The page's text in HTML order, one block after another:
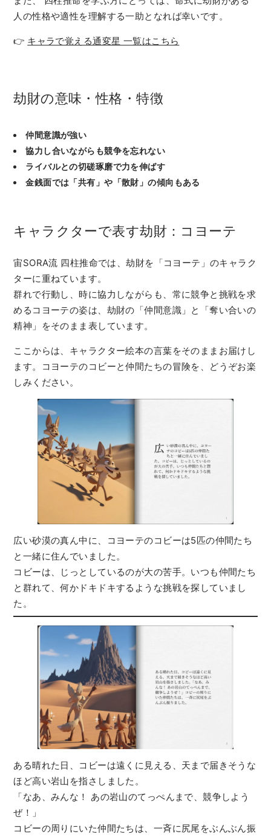
人の性格や適性を理解する一助となれば幸いです。
👉 キャラで覚える通変星 一覧はこちら
劫財の意味・性格・特徴
仲間意識が強い
協力し合いながらも競争を忘れない
ライバルとの切磋琢磨で力を伸ばす
金銭面では「共有」や「散財」の傾向もある
キャラクターで表す劫財：コヨーテ
宙SORA流 四柱推命では、劫財を「コヨーテ」のキャラク
ターに重ねています。
群れで行動し、時に協力しながらも、常に競争と挑戦を求
めるコヨーテの姿は、劫財の「仲間意識」と「奪い合いの
精神」をそのまま表しています。
ここからは、キャラクター絵本の言葉をそのままお届けし
ます。コヨーテのコビーと仲間たちの冒険を、どうぞお楽
しみください。
広い砂漠の真ん中に、コヨーテのコビーは5匹の仲間たち
と一緒に住んでいました。
コビーは、じっとしているのが大の苦手。いつも仲間たち
と群れて、何かドキドキするような挑戦を探していまし
た。
ある晴れた日、コビーは遠くに見える、天まで届きそうな
ほど高い岩山を指さしました。
「なあ、みんな！ あの岩山のてっぺんまで、競争しよう
ぜ！」
コビーの周りにいた仲間たちは、一斉に尻尾をぶんぶん振